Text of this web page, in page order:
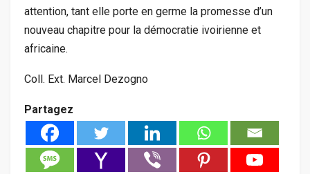
attention, tant elle porte en germe la promesse d’un
nouveau chapitre pour la démocratie ivoirienne et
africaine.
Coll. Ext. Marcel Dezogno
Partagez